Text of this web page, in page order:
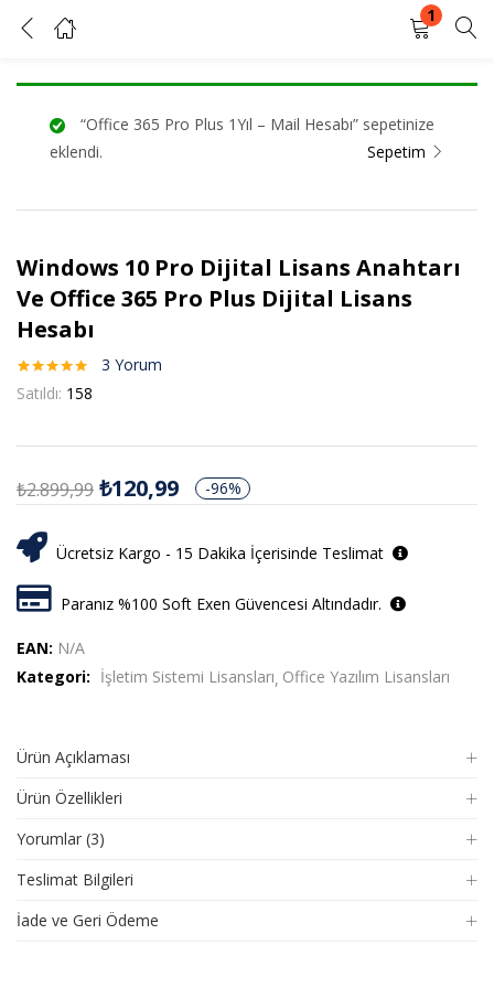
1
KAYIT OL
Kullanıcı adınızı ve şifrenizi girin.
Beni Hatırla Şifrenizi mi unuttunuz?
“Office 365 Pro Plus 1Yıl – Mail Hesabı” sepetinize
eklendi.
Sepetim
Windows 10 Pro Dijital Lisans Anahtarı
Ve Office 365 Pro Plus Dijital Lisans
Hesabı
3müşteri
puanına
5.00puan
3 Yorum
Satıldı: 158
₺2.899,99 ₺120,99 -96%
Ücretsiz Kargo - 15 Dakika İçerisinde Teslimat
Paranız %100 Soft Exen Güvencesi Altındadır.
EAN: N/A
Kategori: İşletim Sistemi Lisansları Office Yazılım Lisansları
Ürün Açıklaması
Ürün Özellikleri
Yorumlar (3)
Teslimat Bilgileri
İade ve Geri Ödeme